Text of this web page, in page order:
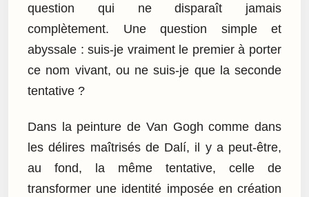
question qui ne disparaît jamais
complètement. Une question simple et
abyssale : suis-je vraiment le premier à porter
ce nom vivant, ou ne suis-je que la seconde
tentative ?
Dans la peinture de Van Gogh comme dans
les délires maîtrisés de Dalí, il y a peut-être,
au fond, la même tentative, celle de
transformer une identité imposée en création